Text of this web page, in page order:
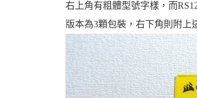
資
右上角有粗體型號字樣，而
版本為3顆包裝，右下角則附上